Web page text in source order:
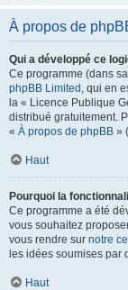
À propos de
Qui a développé ce
Ce programme (dans
phpBB Limited , qui en
la « Licence Publique
distribué gratuitement.
« À propos de phpBB »
Haut
Pourquoi la
Ce programme a été
vous souhaitez
vous rendre sur notre
les idées soumises par
Haut